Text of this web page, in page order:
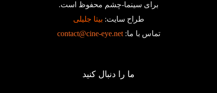
برای سینما-چشم محفوظ است.
طراح سایت: بیتا جلیلی
تماس با ما:contact@cine-eye.net
ما را دنبال کنید